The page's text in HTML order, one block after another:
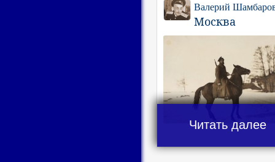
Валерий
Москва
Читать далее